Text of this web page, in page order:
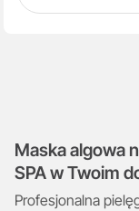
Maska algowa
SPA w Twoim
Profesjonalna